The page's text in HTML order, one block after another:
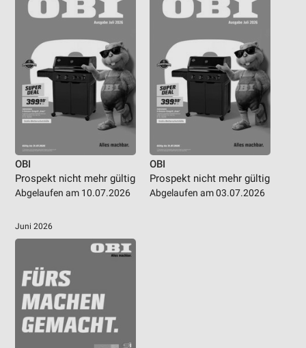
OBI
Prospekt nicht mehr gültig
Abgelaufen am 10.07.2026
OBI
Prospekt nicht mehr gültig
Abgelaufen am 03.07.2026
Juni 2026